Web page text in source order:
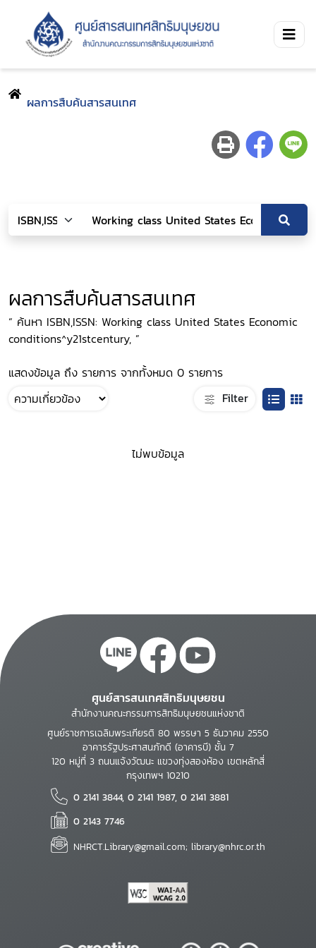
ผลการสืบค้นสารสนเทศ
ผลการสืบค้นสารสนเทศ
“ ค้นหา ISBN,ISSN: Working class United States Economic
conditions^y21stcentury, ”
แสดงข้อมูล ถึง รายการ จากทั้งหมด 0 รายการ
Filter
ไม่พบข้อมูล
ศูนย์สารสนเทศสิทธิมนุษยชน
สำนักงานคณะกรรมการสิทธิมนุษยชนแห่งชาติ
ศูนย์ราชการเฉลิมพระเกียรติ 80 พรรษา 5 ธันวาคม 2550
อาคารรัฐประศาสนภักดี (อาคารบี) ชั้น 7
120 หมู่ที่ 3 ถนนแจ้งวัฒนะ แขวงทุ่งสองห้อง เขตหลักสี่
กรุงเทพฯ 10210
0 2141 3844, 0 2141 1987, 0 2141 3881
0 2143 7746
NHRCT.Library@gmail.com; library@nhrc.or.th